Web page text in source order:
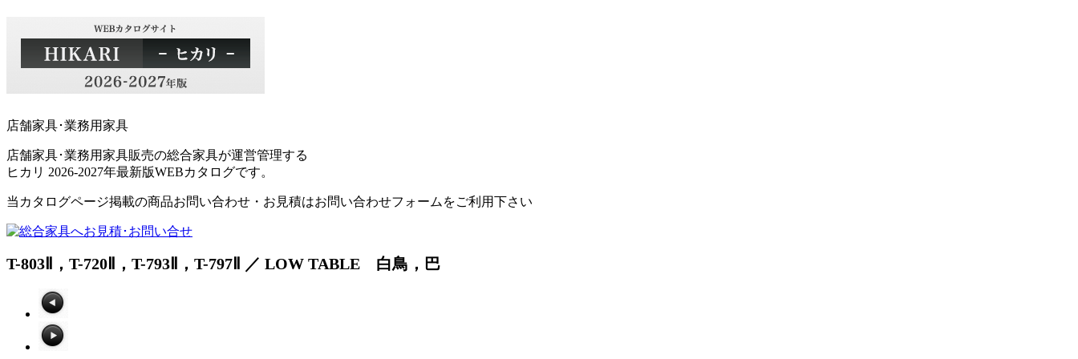
店舗家具･業務用家具
店舗家具･業務用家具販売の総合家具が運営管理する
ヒカリ 2026-2027年最新版WEBカタログです。
当カタログページ掲載の商品お問い合わせ・お見積はお問い合わせフォームをご利用下さい
T-803Ⅱ，T-720Ⅱ，T-793Ⅱ，T-797Ⅱ ／ LOW TABLE 白鳥，巴